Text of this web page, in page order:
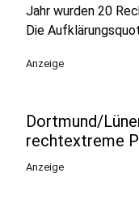
Jahr wurden 20
Die
Anzeige
Dortmund/
rechtextreme
Anzeige